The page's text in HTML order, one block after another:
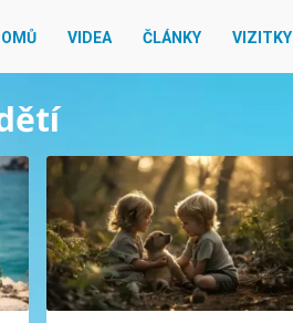
VIDEA ČLÁNKY VIZITKY